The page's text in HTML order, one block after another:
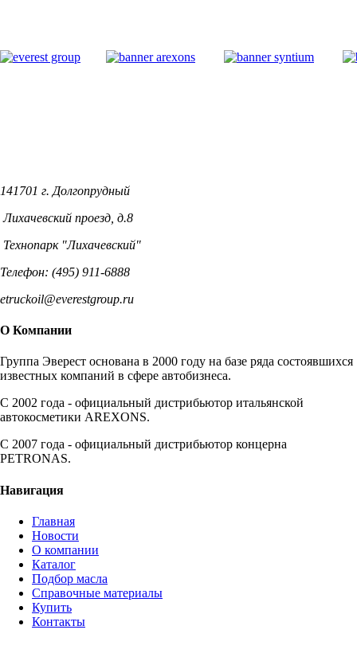
141701 г. Долгопрудный
Лихачевский проезд, д.8
Технопарк "Лихачевский"
Телефон: (495) 911-6888
etruckoil@everestgroup.ru
О Компании
Группа Эверест основана в 2000 году на базе ряда состоявшихся
известных компаний в сфере автобизнеса.
C 2002 года - официальный дистрибьютор итальянской
автокосметики AREXONS.
С 2007 года - официальный дистрибьютор концерна
PETRONAS.
Навигация
Главная
Новости
О компании
Каталог
Подбор масла
Справочные материалы
Купить
Контакты